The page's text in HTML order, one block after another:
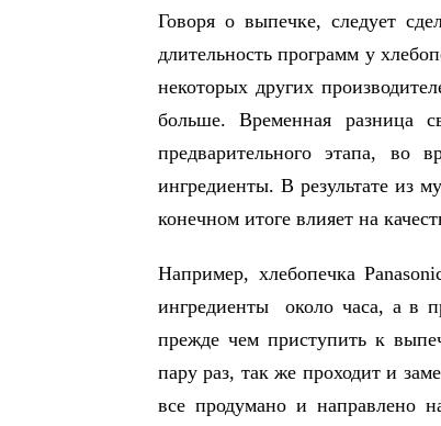
Говоря о выпечке, следует
длительность программ у
некоторых других
больше. Временная разница
предварительного этапа, во
ингредиенты. В результате из
конечном итоге влияет на
Например, хлебопечка
ингредиенты около часа, а в
прежде чем приступить к
пару раз, так же проходит и
все продумано и направлено